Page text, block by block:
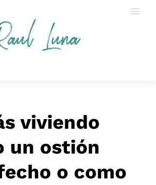
Luna
viviendo
un ostión
o como